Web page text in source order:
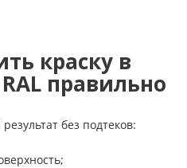
краску в
правильно
без подтеков: